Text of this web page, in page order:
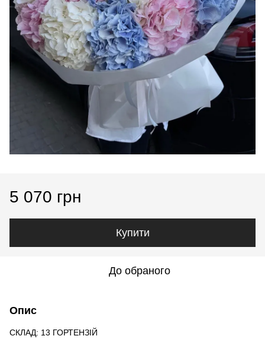
5 070 грн
Купити
До обраного
Опис
СКЛАД: 13 ГОРТЕНЗІЙ